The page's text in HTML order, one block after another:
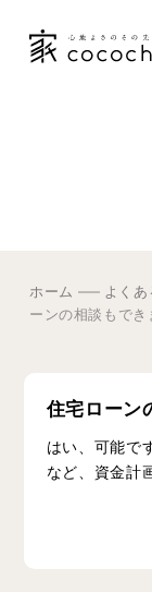
ホーム よくあ
ーンの相談もでき
住宅ローン
はい、可能で
など、資金計